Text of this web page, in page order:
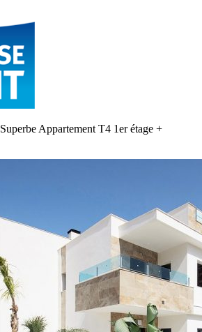
Superbe Appartement T4 1er étage +